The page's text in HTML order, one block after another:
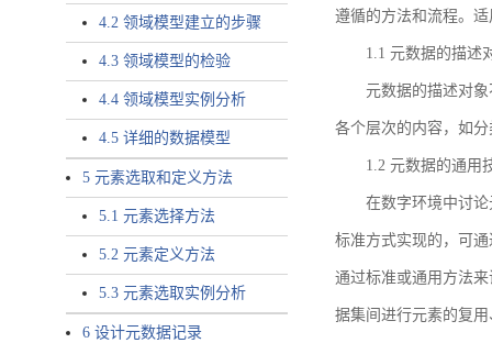
4.2 领域模型建立的步骤
4.3 领域模型的检验
4.4 领域模型实例分析
4.5 详细的数据模型
5 元素选取和定义方法
5.1 元素选择方法
5.2 元素定义方法
5.3 元素选取实例分析
6 设计元数据记录
遵循的方法和流程。
1.1 元数据的描述
元数据的描述对
各个层次的内容，如
1.2 元数据的通用
在数字环境中讨
标准方式实现的，可
通过标准或通用方法
据集间进行元素的复